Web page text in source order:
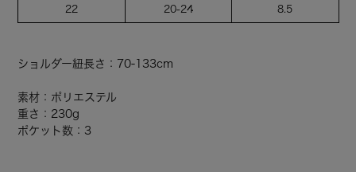
22 20-24 8.5
ショルダー紐長さ：70-133cm
素材：ポリエステル
重さ：230g
ポケット数：3